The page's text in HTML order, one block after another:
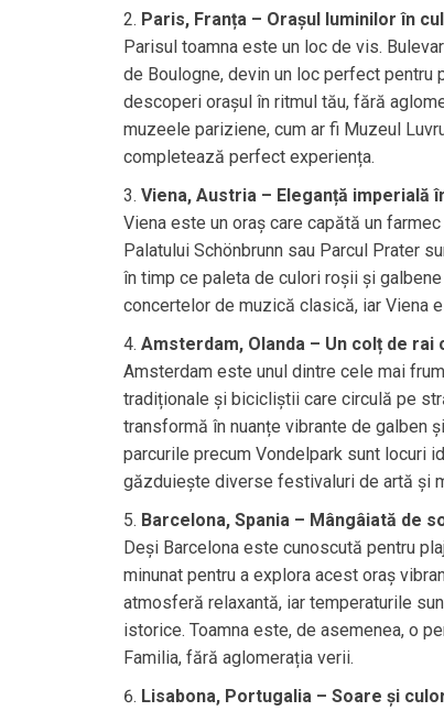
Paris, Franța – Orașul luminilor în
Parisul toamna este un loc de vis.
de Boulogne, devin un loc perfect
descoperi orașul în ritmul tău, fără
muzeele pariziene, cum ar fi Muzeul
completează perfect experiența.
Viena, Austria – Eleganță imperială
Viena este un oraș care capătă un
Palatului Schönbrunn sau Parcul Prater
în timp ce paleta de culori roșii și
concertelor de muzică clasică, iar Viena
Amsterdam, Olanda – Un colț de
Amsterdam este unul dintre cele mai
tradiționale și bicicliștii care circulă pe
transformă în nuanțe vibrante de galben
parcurile precum Vondelpark sunt locuri
găzduiește diverse festivaluri de artă și
Barcelona, Spania – Mângâiată de
Deși Barcelona este cunoscută pentru
minunat pentru a explora acest oraș
atmosferă relaxantă, iar temperaturile
istorice. Toamna este, de asemenea, o
Familia, fără aglomerația verii.
Lisabona, Portugalia – Soare și